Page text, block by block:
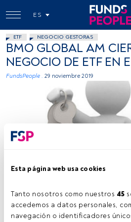
Esta página web usa cookies
Tanto nosotros como nuestros 45
accedemos a datos personales,
navegación o identificadores
ES
ETF NEGOCIO GESTORAS
BMO GLOBAL AM
NEGOCIO DE ETF EN
FundsPeople . 29 noviembre 2019
Ebublicist, Flickr, Creative Commons
Tiempo lectura: 2 min.